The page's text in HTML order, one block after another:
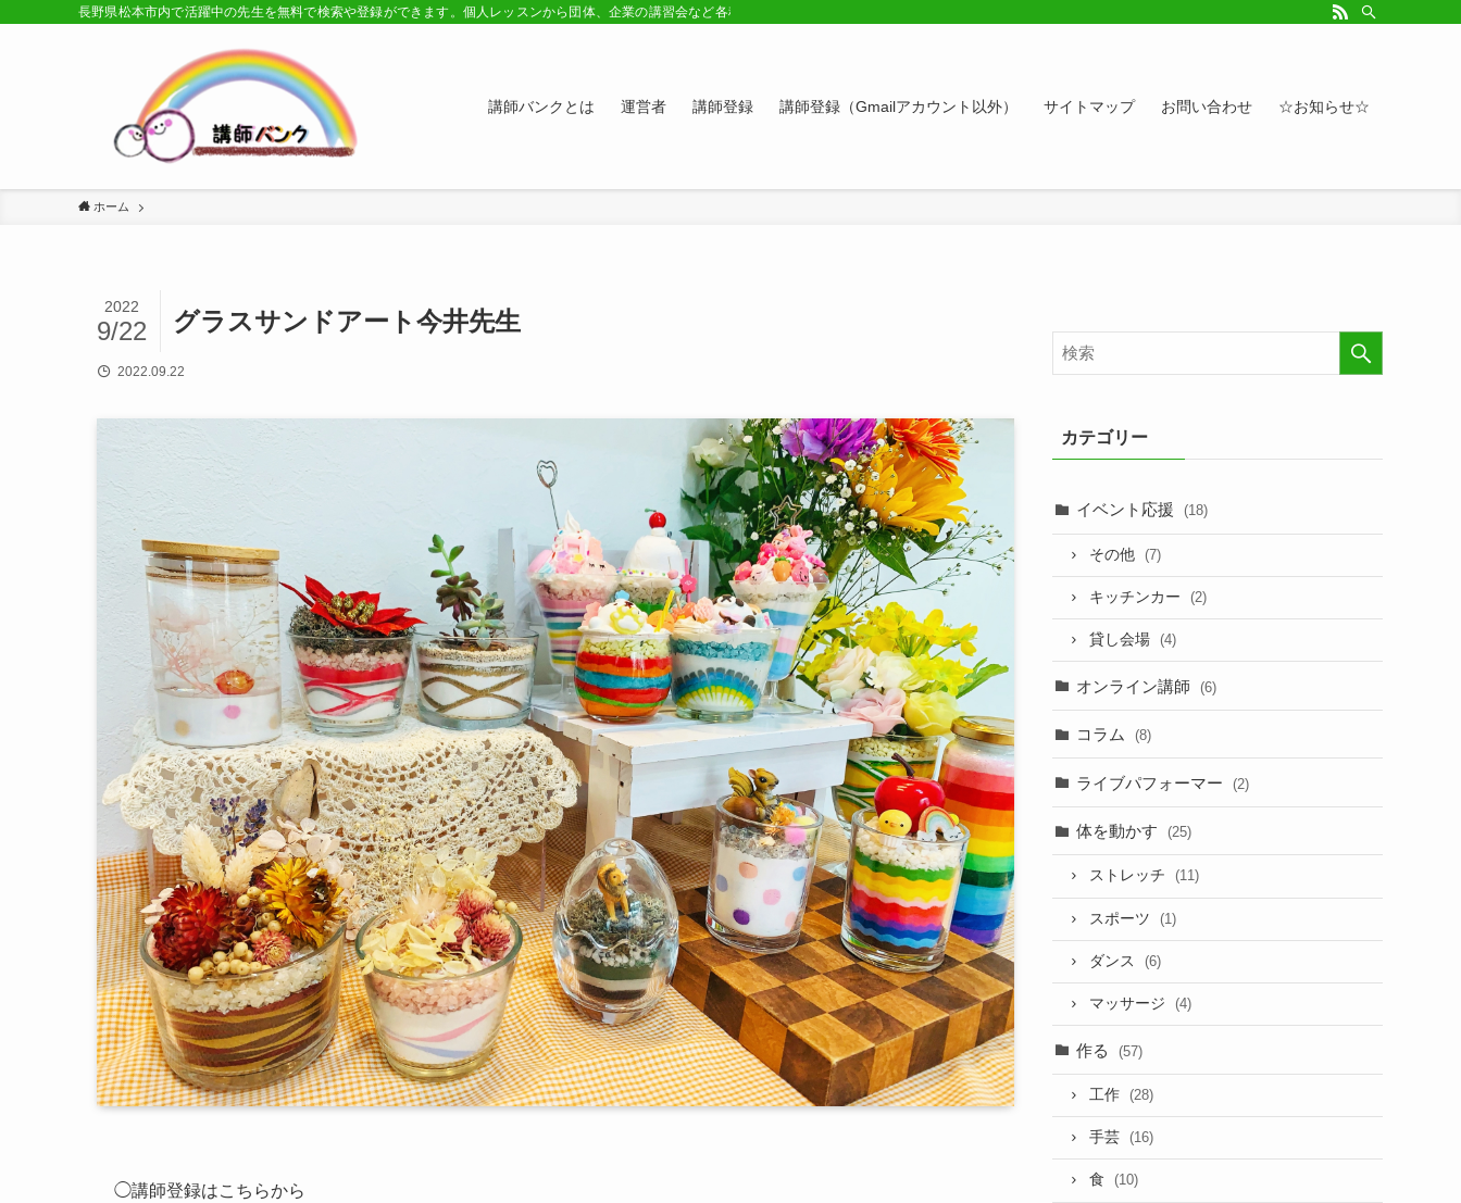
長野県松本市内で活躍中の先生を無料で検索や登録ができます。個人レッスンから団体、企業の講習会など各種講師の紹介ページ。学びたい方、スキルアップしたい方、お悩み相談など。カレンダーへのイベント情報や講座登録もど
講師バンクとは 運営者 講師登録 講師登録（Gmailアカウント以外） サイトマップ お問い合わせ ☆お知らせ☆
ホーム
グラスサンドアート今井先生
2022
9/22
2022.09.22
◯講師登録はこちらから
カテゴリー
イベント応援 (18)
その他 (7)
キッチンカー (2)
貸し会場 (4)
オンライン講師 (6)
コラム (8)
ライブパフォーマー (2)
体を動かす (25)
ストレッチ (11)
スポーツ (1)
ダンス (6)
マッサージ (4)
作る (57)
工作 (28)
手芸 (16)
食 (10)